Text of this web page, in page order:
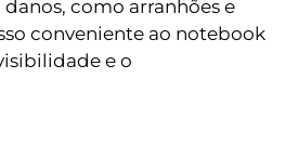
como arranhões e
conveniente ao notebook
e o